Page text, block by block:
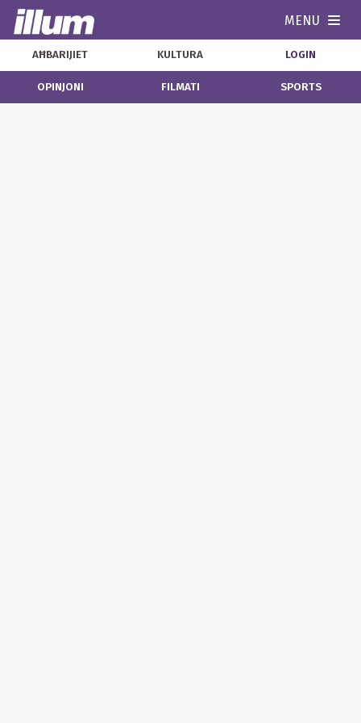
MENU
AĦBARIJIET KULTURA LOGIN
OPINJONI FILMATI SPORTS